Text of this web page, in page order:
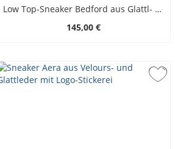
Low Top-Sneaker Bedford aus Glattl- und Veloursleder
145,00 €